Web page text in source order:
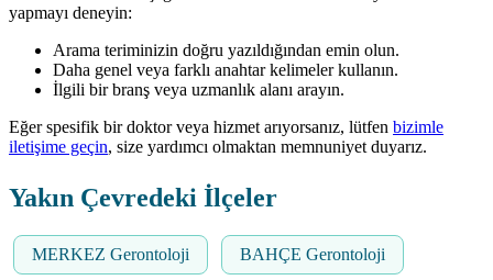
yapmayı deneyin:
Arama teriminizin doğru yazıldığından emin olun.
Daha genel veya farklı anahtar kelimeler kullanın.
İlgili bir branş veya uzmanlık alanı arayın.
Eğer spesifik bir doktor veya hizmet arıyorsanız, lütfen bizimle
iletişime geçin, size yardımcı olmaktan memnuniyet duyarız.
Yakın Çevredeki İlçeler
MERKEZ Gerontoloji BAHÇE Gerontoloji